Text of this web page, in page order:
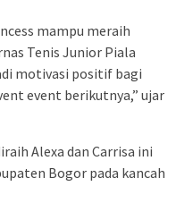
mampu meraih
Tenis Junior Piala
motivasi positif bagi
event berikutnya,” ujar
Alexa dan Carrisa ini
Bogor pada kancah